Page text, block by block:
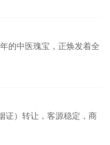
的中医瑰宝，正焕发着全
证）转让，客源稳定，商